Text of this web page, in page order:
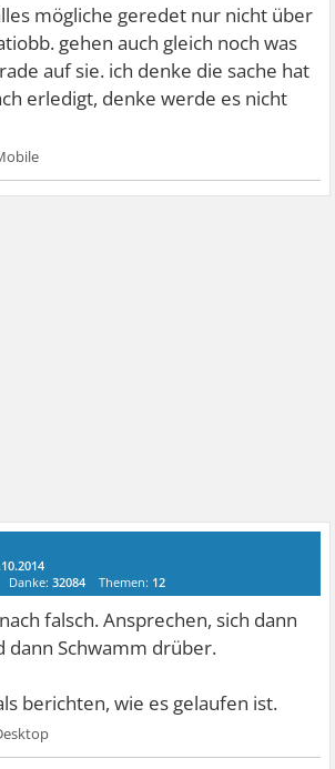
mögliche geredet nur nicht über
gehen auch gleich noch was
auf sie. ich denke die sache hat
erledigt, denke werde es nicht
Danke:32084 Themen: 12
falsch. Ansprechen, sich dann
dann Schwamm drüber.
berichten, wie es gelaufen ist.